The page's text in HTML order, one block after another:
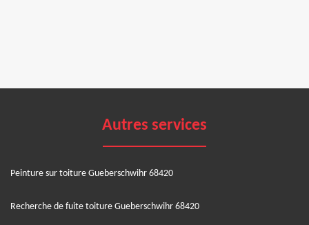
Autres services
Peinture sur toiture Gueberschwihr 68420
Recherche de fuite toiture Gueberschwihr 68420